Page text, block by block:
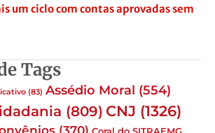
um ciclo com contas aprovadas sem
Tags
(83) Assédio Moral (554)
(809) CNJ (1326)